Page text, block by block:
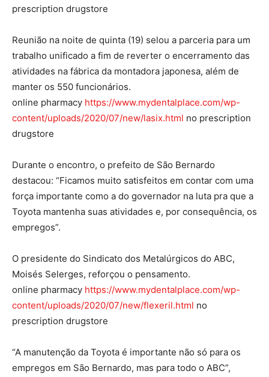
prescription drugstore
Reunião na noite de quinta (19) selou a parceria para um
trabalho unificado a fim de reverter o encerramento das
atividades na fábrica da montadora japonesa, além de
manter os 550 funcionários.
online pharmacy https://www.mydentalplace.com/wp-
content/uploads/2020/07/new/lasix.html no prescription
drugstore
Durante o encontro, o prefeito de São Bernardo
destacou: “Ficamos muito satisfeitos em contar com uma
força importante como a do governador na luta pra que a
Toyota mantenha suas atividades e, por consequência, os
empregos”.
O presidente do Sindicato dos Metalúrgicos do ABC,
Moisés Selerges, reforçou o pensamento.
online pharmacy https://www.mydentalplace.com/wp-
content/uploads/2020/07/new/flexeril.html no
prescription drugstore
“A manutenção da Toyota é importante não só para os
empregos em São Bernardo, mas para todo o ABC”,